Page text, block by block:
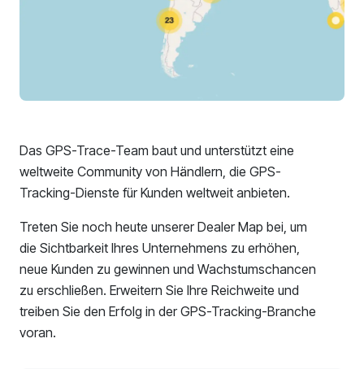
Das GPS-Trace-Team baut und unterstützt eine
weltweite Community von Händlern, die GPS-
Tracking-Dienste für Kunden weltweit anbieten.
Treten Sie noch heute unserer Dealer Map bei, um
die Sichtbarkeit Ihres Unternehmens zu erhöhen,
neue Kunden zu gewinnen und Wachstumschancen
zu erschließen. Erweitern Sie Ihre Reichweite und
treiben Sie den Erfolg in der GPS-Tracking-Branche
voran.